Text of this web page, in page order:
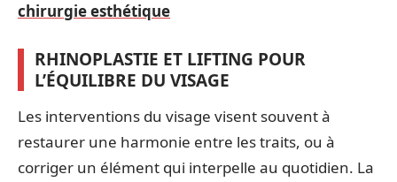
chirurgie esthétique
RHINOPLASTIE ET LIFTING POUR
L’ÉQUILIBRE DU VISAGE
Les interventions du visage visent souvent à
restaurer une harmonie entre les traits, ou à
corriger un élément qui interpelle au quotidien. La